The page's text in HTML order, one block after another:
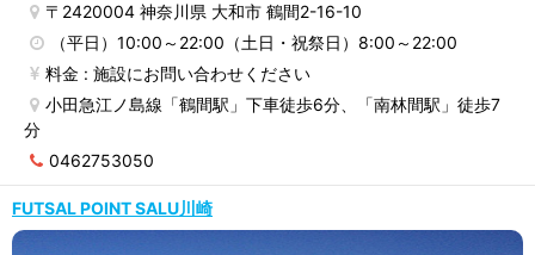
〒2420004 神奈川県 大和市 鶴間2-16-10
（平日）10:00～22:00（土日・祝祭日）8:00～22:00
料金 : 施設にお問い合わせください
小田急江ノ島線「鶴間駅」下車徒歩6分、「南林間駅」徒歩7
分
0462753050
FUTSAL POINT SALU川崎